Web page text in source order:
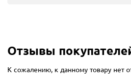
Отзывы
К сожалению, к данному товару нет